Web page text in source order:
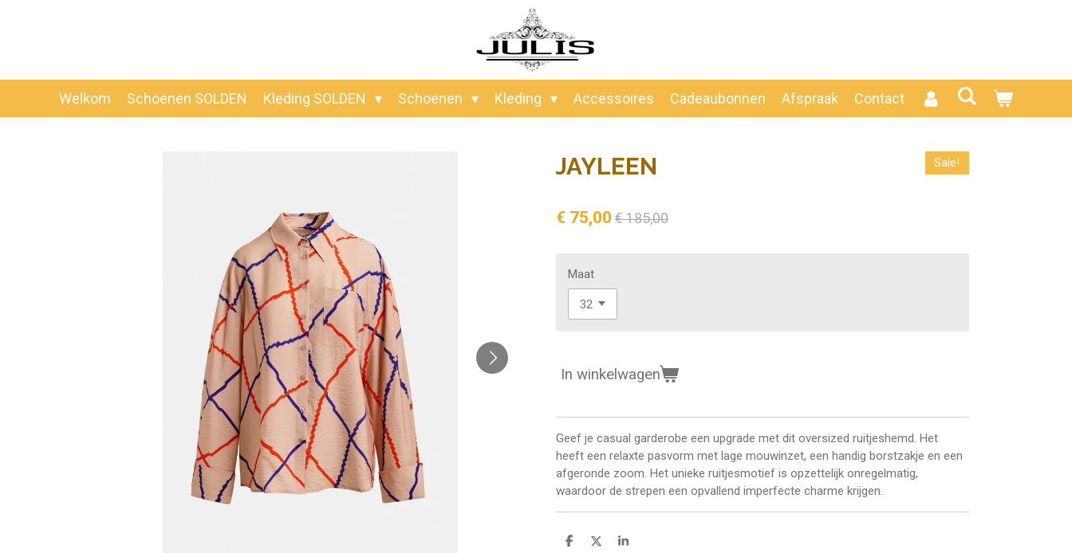
Welkom Schoenen SOLDEN Kleding SOLDEN Schoenen Kleding Accessoires Cadeaubonnen Afspraak Contact
JAYLEEN Sale!
€ 75,00 € 185,00
Maat
In winkelwagen
Geef je casual garderobe een upgrade met dit oversized ruitjeshemd. Het
heeft een relaxte pasvorm met lage mouwinzet, een handig borstzakje en een
afgeronde zoom. Het unieke ruitjesmotief is opzettelijk onregelmatig,
waardoor de strepen een opvallend imperfecte charme krijgen.
D
D
S